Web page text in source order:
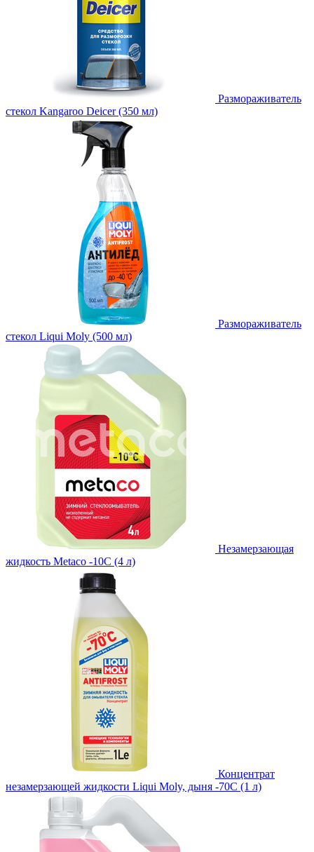
Размораживатель
стекол Kangaroo Deicer (350 мл)
Размораживатель
стекол Liqui Moly (500 мл)
Незамерзающая
жидкость Metaco -10C (4 л)
Концентрат
незамерзающей жидкости Liqui Moly, дыня -70С (1 л)